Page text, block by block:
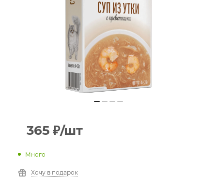
365 ₽/шт
Много
Хочу в подарок